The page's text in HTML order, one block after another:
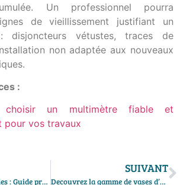
Un professionnel pourra
de vieillissement justifiant un
: disjoncteurs vétustes, traces de
non adaptée aux nouveaux
:
choisir un multimètre fiable et
pour vos travaux
Revetements durables : Guide pratique pour construire un bassin en parpaing en 5 etapes
SUIVANT
Decouvrez la gamme de vases d’expansion chez Easy Piece France, votre expert en pieces detachees